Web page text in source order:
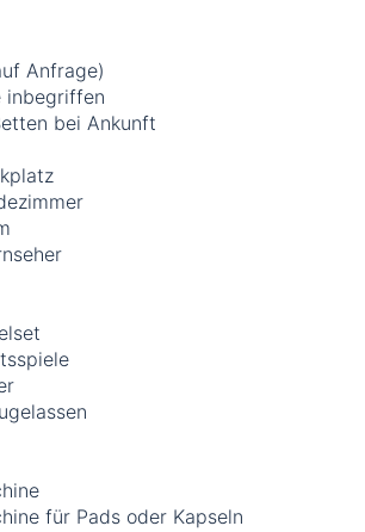
Anfrage)
inbegriffen
bei Ankunft
für Pads oder Kapseln